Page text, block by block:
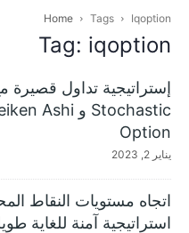
Home Tags Iqoption
Tag: iqoption
إستراتيجية تداول قصيرة
Option
يناير 2, 2023
اتجاه مستويات النقاط
استراتيجية آمنة للغاية